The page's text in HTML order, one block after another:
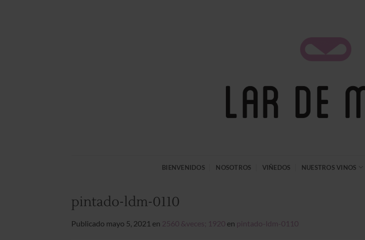
BIENVENIDOS NOSOTROS VIÑEDOS NUESTROS VINOS
pintado-ldm-0110
Publicado mayo 5, 2021 en 2560 &veces; 1920 en pintado-ldm-0110